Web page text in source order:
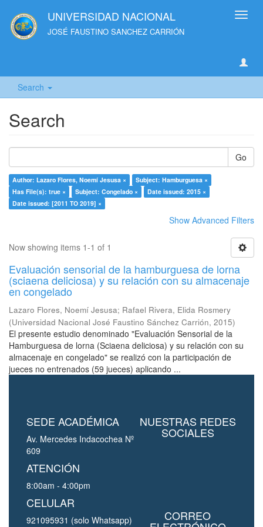
UNIVERSIDAD NACIONAL
JOSÉ FAUSTINO SANCHEZ CARRIÓN
Search
Search
Go
Author: Lazaro Flores, Noemí Jesusa ×
Subject: Hamburguesa ×
Has File(s): true ×
Subject: Congelado ×
Date issued: 2015 ×
Date issued: [2011 TO 2019] ×
Show Advanced Filters
Now showing items 1-1 of 1
Evaluación sensorial de la hamburguesa de lorna
(sciaena deliciosa) y su relación con su almacenaje
en congelado
Lazaro Flores, Noemí Jesusa; Rafael Rivera, Elida Rosmery
(Universidad Nacional José Faustino Sánchez Carrión, 2015)
El presente estudio denominado "Evaluación Sensorial de la
Hamburguesa de lorna (Sciaena deliciosa) y su relación con su
almacenaje en congelado" se realizó con la participación de
jueces no entrenados (59 jueces) aplicando ...
SEDE ACADÉMICA
Av. Mercedes Indacochea Nº
609
ATENCIÓN
8:00am - 4:00pm
CELULAR
921095931 (solo Whatsapp)
NUESTRAS REDES
SOCIALES
CORREO